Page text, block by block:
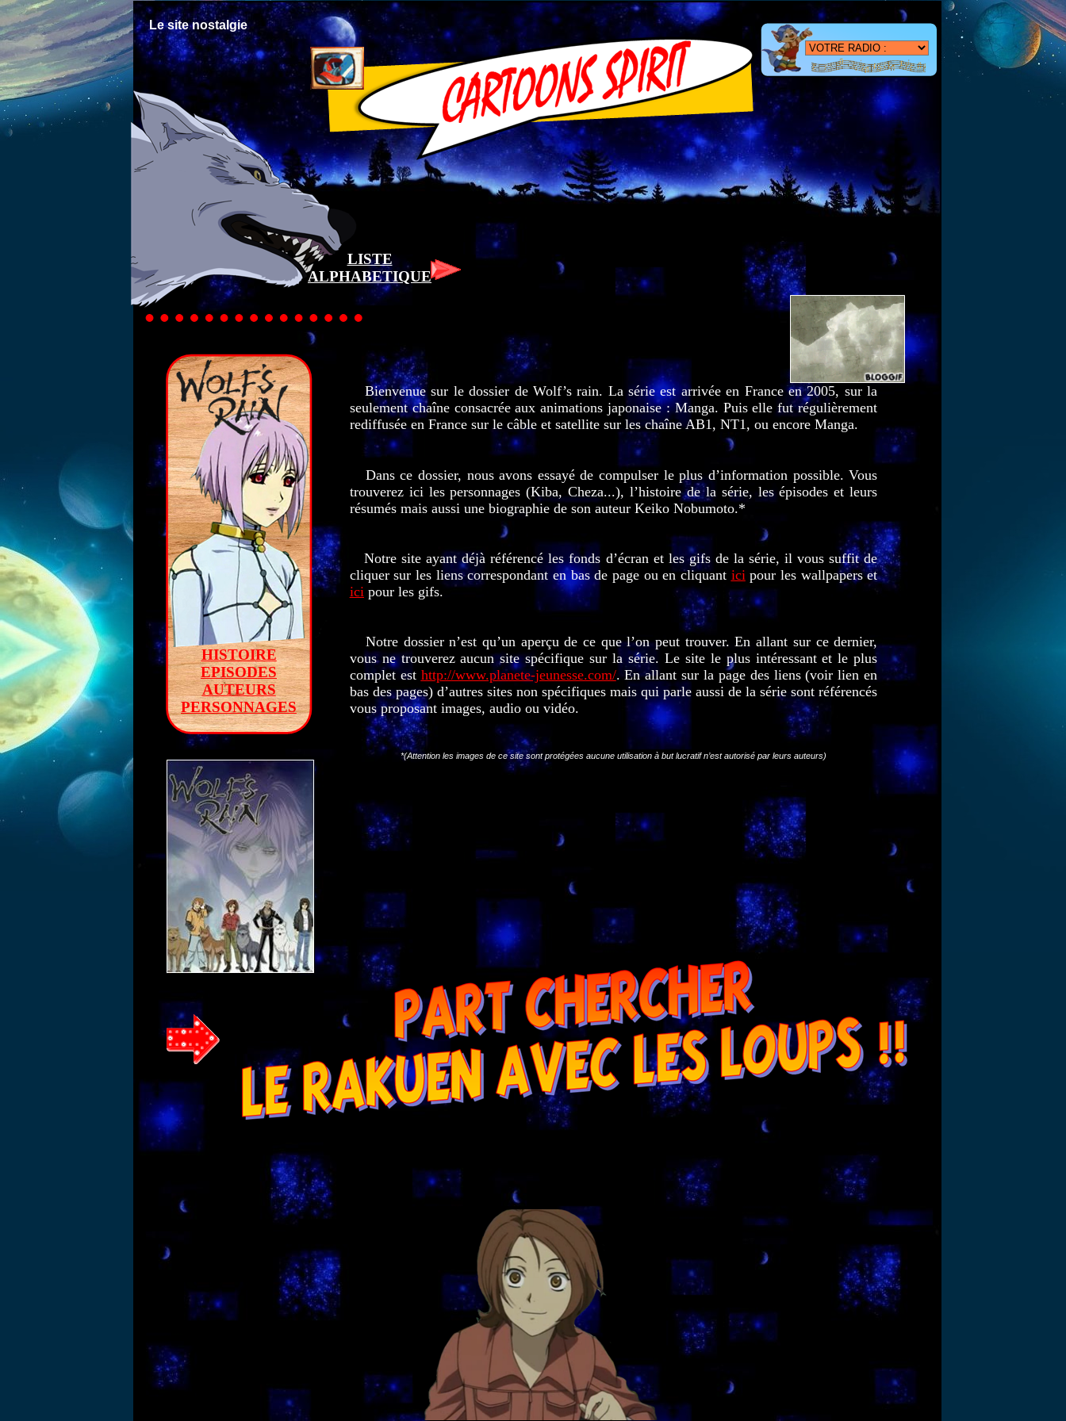
Bienvenue sur ledossier de Wolf’s rain. La série est arrivée en France en 2005, sur la
seulement chaîne consacrée aux animations japonaise : Manga. Puis elle fut régulièrement
rediffusée en France sur le câble et satellite sur les chaîne AB1, NT1, ou encore Manga.
Dans ce dossier, nous avons essayé de compulser le plus d’information possible. Vous
trouverez ici les personnages (Kiba, Cheza...), l’histoire de la série, les épisodes et leurs
résumés mais aussi une biographie de son auteur Keiko Nobumoto.*
Notre site ayant déjà référencé les fonds d’écran et les gifs de la série, il vous suffit de
cliquer sur les liens correspondant en bas de page ou en cliquant ici pour les wallpapers et
ici pour les gifs.
Notre dossier n’est qu’un aperçu de ce que l’on peut trouver. En allant sur ce dernier,
vous ne trouverez aucun site spécifique sur la série. Le site le plus intéressant et le plus
complet est http://www.planete-jeunesse.com/. En allant sur la page des liens (voir lien en
bas des pages) d’autres sites non spécifiques mais qui parle aussi de la série sont référencés
vous proposant images, audio ou vidéo.
*(Attention les images de ce site sont protégées aucune utilisation à but lucratif n’est autorisé par leurs auteurs)
Le site nostalgie
LISTE
ALPHABETIQUE
HISTOIRE
EPISODES
AUTEURS
PERSONNAGES